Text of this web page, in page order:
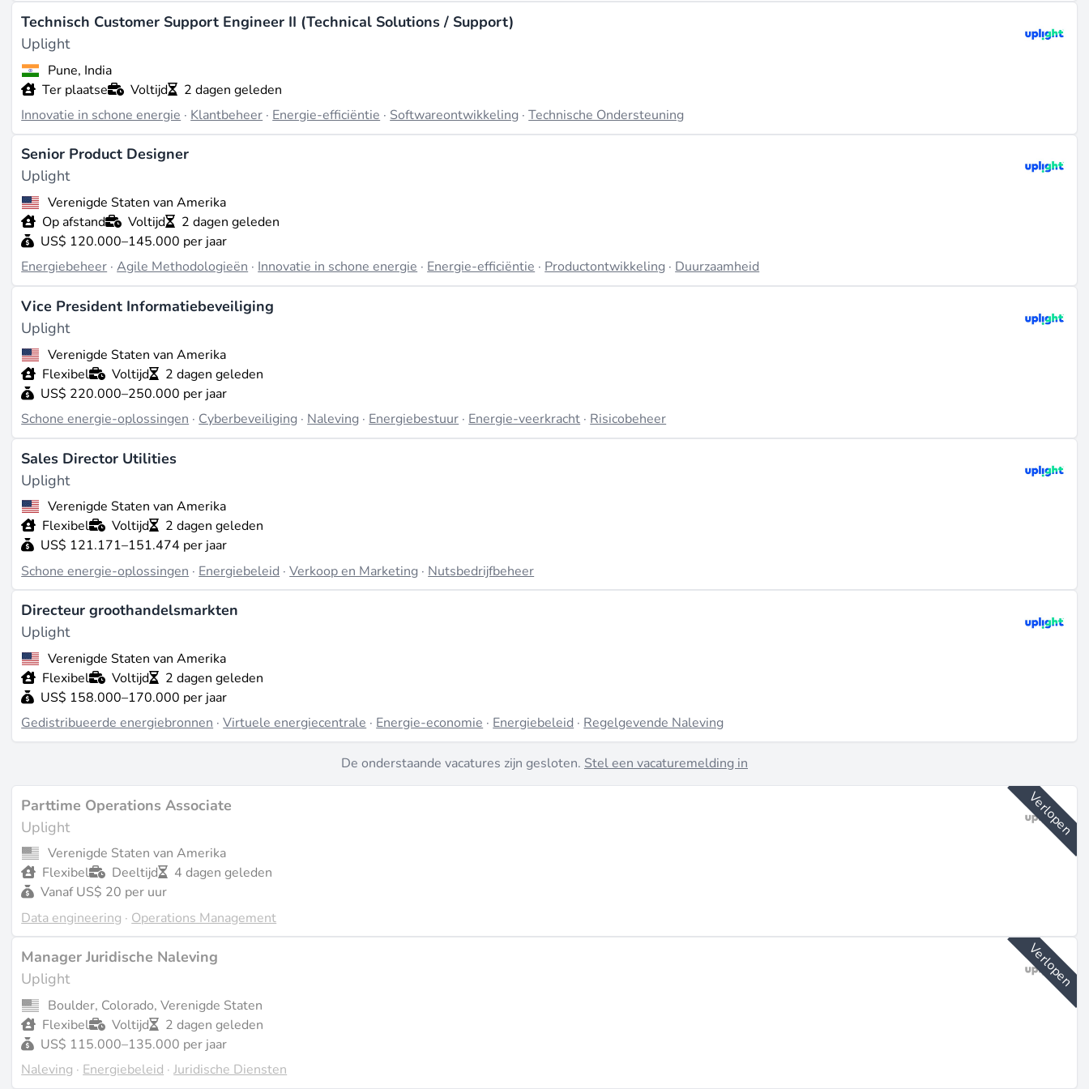
Laatst bijgewerkt op feb. 23, 2026 |
Technisch Customer Support Engineer II (Technical Solutions / Support)
Uplight
Pune, India
Ter plaatse
Voltijd
2 dagen geleden
Innovatie in schone energie · Klantbeheer · Energie-efficiëntie · Softwareontwikkeling ·Technische Ondersteuning
Senior Product Designer
Uplight
Verenigde Staten van Amerika
Op afstand
Voltijd
2 dagen geleden
US$ 120.000–145.000 per jaar
Energiebeheer ·Agile Methodologieën · Innovatie in schone energie · Energie-efficiëntie · Productontwikkeling · Duurzaamheid
Vice President Informatiebeveiliging
Uplight
Verenigde Staten van Amerika
Flexibel
Voltijd
2 dagen geleden
US$ 220.000–250.000 per jaar
Schone energie-oplossingen · Cyberbeveiliging · Naleving · Energiebestuur · Energie-veerkracht · Risicobeheer
Sales Director Utilities
Uplight
Verenigde Staten van Amerika
Flexibel
Voltijd
2 dagen geleden
US$ 121.171–151.474 per jaar
Schone energie-oplossingen · Energiebeleid ·Verkoop en Marketing · Nutsbedrijfbeheer
Directeur groothandelsmarkten
Uplight
Verenigde Staten van Amerika
Flexibel
Voltijd
2 dagen geleden
US$ 158.000–170.000 per jaar
Gedistribueerde energiebronnen ·Virtuele energiecentrale · Energie-economie · Energiebeleid · Regelgevende Naleving
De onderstaande vacatures zijn gesloten. Stel een vacaturemelding in
Verlopen
Parttime Operations Associate
Uplight
Verenigde Staten van Amerika
Flexibel
Deeltijd
4 dagen geleden
Vanaf US$ 20 per uur
Data engineering · Operations Management
Verlopen
Manager Juridische Naleving
Uplight
Boulder, Colorado, Verenigde Staten
Flexibel
Voltijd
2 dagen geleden
US$ 115.000–135.000 per jaar
Naleving · Energiebeleid ·Juridische Diensten